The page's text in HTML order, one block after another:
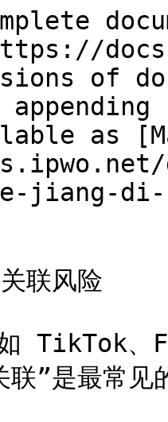
of
as
jiang-
联风险
TikTok、
联”是最常见